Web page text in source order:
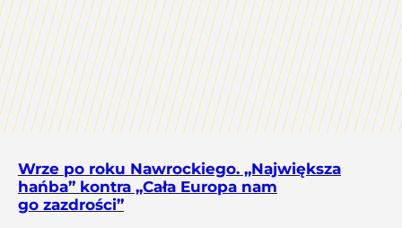
Wrze po roku Nawrockiego. „Największa
hańba” kontra „Cała Europa nam
go zazdrości”